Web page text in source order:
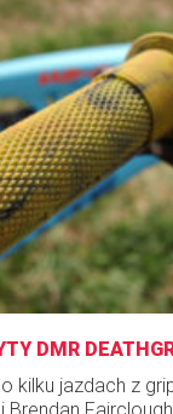
DMR
kilku jazdach z